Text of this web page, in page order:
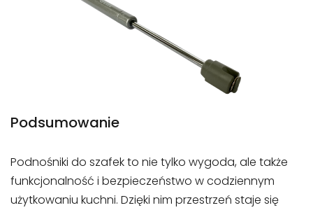
Podsumowanie
Podnośniki do szafek to nie tylko wygoda, ale także
funkcjonalność i bezpieczeństwo w codziennym
użytkowaniu kuchni. Dzięki nim przestrzeń staje się